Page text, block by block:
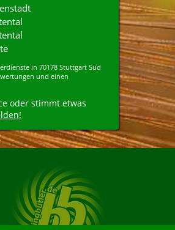
in 70178 Stuttgart Süd
und einen
oder stimmt etwas